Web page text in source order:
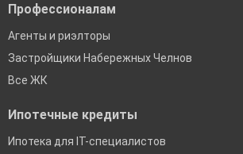
Профессионалам
Агенты и риэлторы
Застройщики Набережных Челнов
Все ЖК
Ипотечные кредиты
Ипотека для IT-специалистов